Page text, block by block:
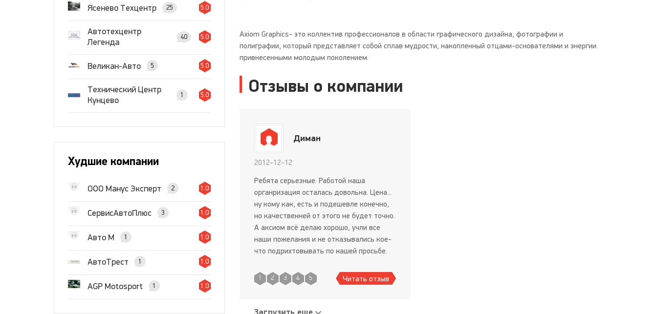
Ясенево Техцентр 25 5.0
Автотехцентр
Легенда
40 5.0
Великан-Авто 5 5.0
Технический Центр
Кунцево
1 5.0
Худшие компании
ООО Манус Эксперт 2 1.0
СервисАвтоПлюс 3 1.0
Авто М 1 1.0
АвтоТрест 1 1.0
AGP Motosport 1 1.0
Axiom Graphics- это коллектив профессионалов в области графического дизайна, фотографии и
полиграфии, который представляет собой сплав мудрости, накопленный отцами-основателями и энергии.
привнесенными молодым поколением.
Отзывы о компании
Диман
2012-12-12
Ребята серьезные. Работой наша
органризация осталась довольна. Цена...
ну кому как, есть и подешевле конечно,
но качественней от этого не будет точно.
А аксиом всё делаю хорошо, учли все
наши пожелания и не отказывались кое-
что подрихтовывать по нашей просьбе.
1 2 3 4 5 Читать отзыв